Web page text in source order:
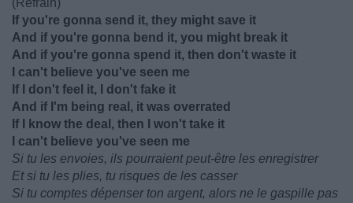
(Refrain)
If you're gonna send it, they might save it
And if you're gonna bend it, you might break it
And if you're gonna spend it, then don't waste it
I can't believe you've seen me
If I don't feel it, I don't fake it
And if I'm being real, it was overrated
If I know the deal, then I won't take it
I can't believe you've seen me
Si tu les envoies, ils pourraient peut-être les enregistrer
Et si tu les plies, tu risques de les casser
Si tu comptes dépenser ton argent, alors ne le gaspille pas